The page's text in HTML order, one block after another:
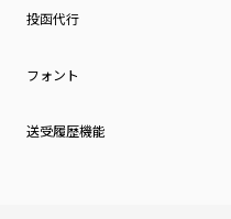
投函代行
フォント
送受履歴機能